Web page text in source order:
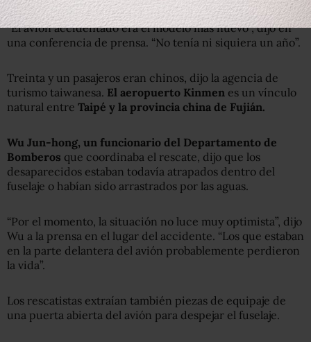
“El avión accidentado era el modelo más nuevo”, dijo en
una conferencia de prensa. “No tenía ni siquiera un año”.
Treinta y un pasajeros eran chinos, dijo la agencia de
turismo taiwanesa. El aeropuerto Kinmen es un vínculo
natural entre Taipé y la provincia china de Fujián.
Wu Jun-hong, un funcionario del Departamento de
Bomberos que coordinaba el rescate, dijo que los
desaparecidos estaban todavía atrapados dentro del
fuselaje o habían sido arrastrados por las aguas.
“Por el momento, la situación no luce muy optimista”, dijo
Wu a la prensa en el lugar del accidente. “Los que estaban
en la parte delantera del avión probablemente perdieron
la vida”.
Los rescatistas extraían también piezas de equipaje de
una puerta abierta del avión para despejar el fuselaje.